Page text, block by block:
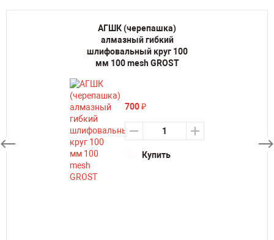
АГШК (черепашка)
алмазный гибкий
шлифовальный круг 100
мм 100 mesh GROST
700₽
Купить